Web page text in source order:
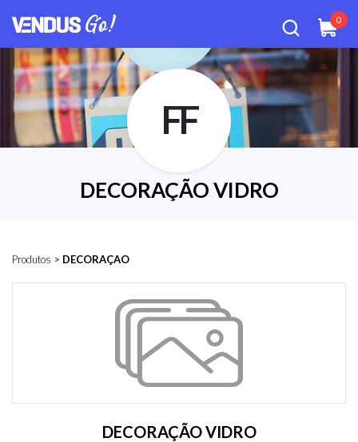
0
FF
DECORAÇÃO VIDRO
Produtos > DECORAÇAO
DECORAÇÃO VIDRO